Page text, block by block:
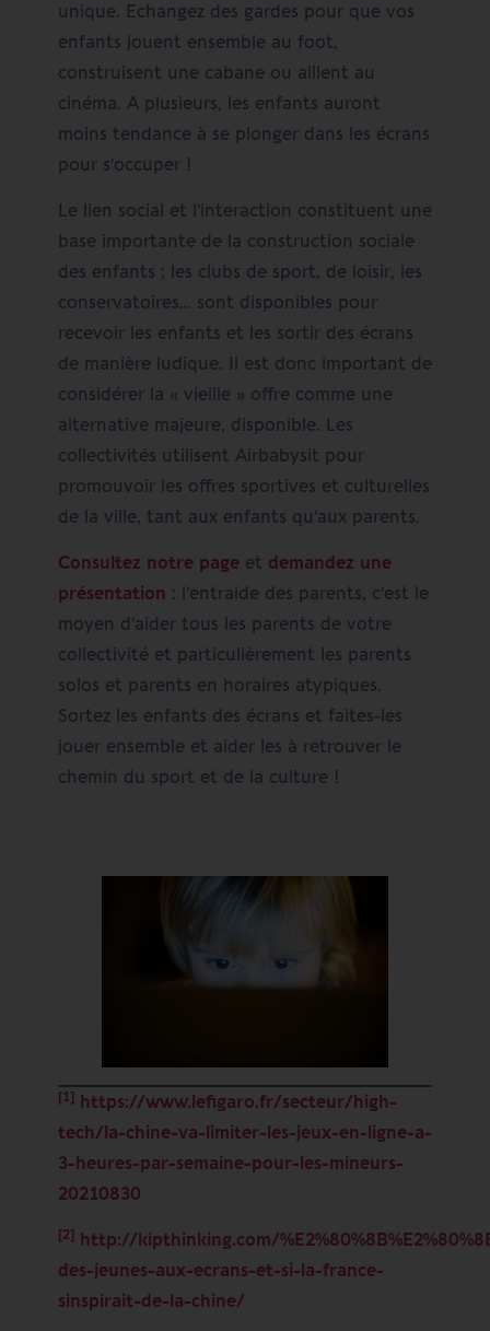
unique. Echangez des gardes pour que vos
enfants jouent ensemble au foot,
construisent une cabane ou aillent au
cinéma. A plusieurs, les enfants auront
moins tendance à se plonger dans les écrans
pour s’occuper !
Le lien social et l’interaction constituent une
base importante de la construction sociale
des enfants ; les clubs de sport, de loisir, les
conservatoires… sont disponibles pour
recevoir les enfants et les sortir des écrans
de manière ludique. Il est donc important de
considérer la « vieille » offre comme une
alternative majeure, disponible. Les
collectivités utilisent Airbabysit pour
promouvoir les offres sportives et culturelles
de la ville, tant aux enfants qu’aux parents.
Consultez notre page et demandez une
présentation : l’entraide des parents, c’est le
moyen d’aider tous les parents de votre
collectivité et particulièrement les parents
solos et parents en horaires atypiques.
Sortez les enfants des écrans et faites-les
jouer ensemble et aider les à retrouver le
chemin du sport et de la culture !
[1] https://www.lefigaro.fr/secteur/high-
tech/la-chine-va-limiter-les-jeux-en-ligne-a-
3-heures-par-semaine-pour-les-mineurs-
20210830
[2]
http://kipthinking.com/
des-jeunes-aux-ecrans-et-si-la-france-
sinspirait-de-la-chine/